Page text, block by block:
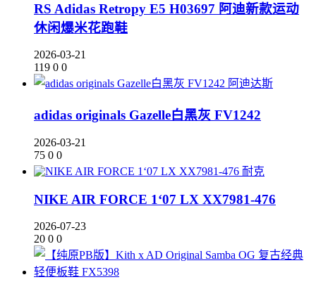
RS Adidas Retropy E5 H03697 阿迪新款运动
休闲爆米花跑鞋
2026-03-21
119 0 0
阿迪达斯
adidas originals Gazelle白黑灰 FV1242
2026-03-21
75 0 0
耐克
NIKE AIR FORCE 1‘07 LX XX7981-476
2026-07-23
20 0 0